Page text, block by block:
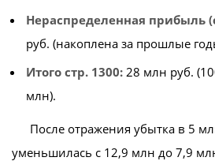
Нераспределенная прибыль
руб. (накоплена за прошлые
Итого стр. 1300: 28 млн руб.
млн).
После отражения убытка в 5
уменьшилась с 12,9 млн до 7,9